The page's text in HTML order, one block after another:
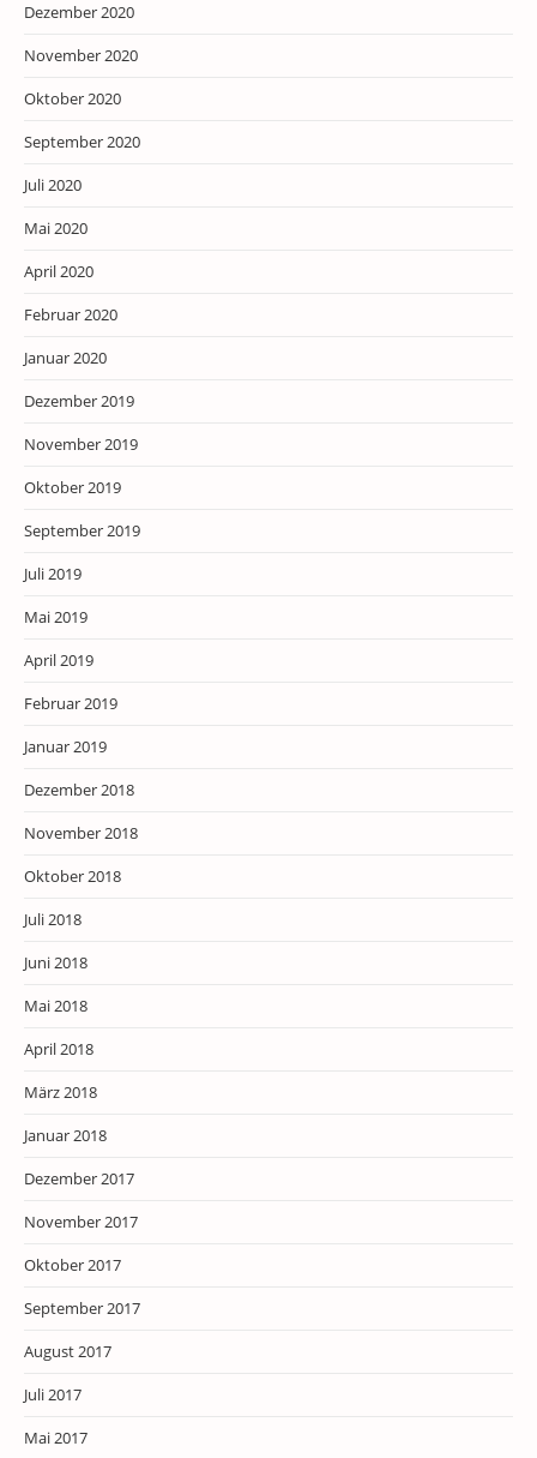
Dezember 2020
November 2020
Oktober 2020
September 2020
Juli 2020
Mai 2020
April 2020
Februar 2020
Januar 2020
Dezember 2019
November 2019
Oktober 2019
September 2019
Juli 2019
Mai 2019
April 2019
Februar 2019
Januar 2019
Dezember 2018
November 2018
Oktober 2018
Juli 2018
Juni 2018
Mai 2018
April 2018
März 2018
Januar 2018
Dezember 2017
November 2017
Oktober 2017
September 2017
August 2017
Juli 2017
Mai 2017